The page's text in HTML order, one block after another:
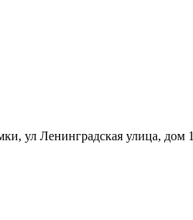
ул Ленинградская улица, дом 1